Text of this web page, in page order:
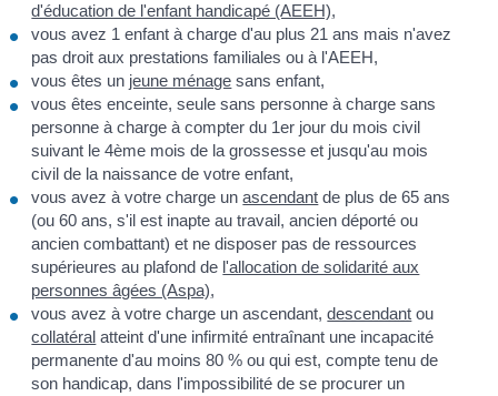
d'éducation de l'enfant handicapé (AEEH),
vous avez 1 enfant à charge d'au plus 21 ans mais n'avez
pas droit aux prestations familiales ou à l'AEEH,
vous êtes un jeune ménage sans enfant,
vous êtes enceinte, seule sans personne à charge sans
personne à charge à compter du 1er jour du mois civil
suivant le 4ème mois de la grossesse et jusqu'au mois
civil de la naissance de votre enfant,
vous avez à votre charge unascendant de plus de 65 ans
(ou 60 ans, s'il est inapte au travail, ancien déporté ou
ancien combattant) et ne disposer pas de ressources
supérieures au plafond de l'allocation de solidarité aux
personnes âgées (Aspa),
vous avez à votre charge un ascendant,descendant ou
collatéral atteint d'une infirmité entraînant une incapacité
permanente d'au moins 80 % ou qui est, compte tenu de
son handicap, dans l'impossibilité de se procurer un